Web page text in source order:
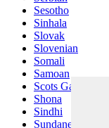
Sesotho
Sinhala
Slovak
Slovenian
Somali
Samoan
Scots Gaelic
Shona
Sindhi
Sundanese